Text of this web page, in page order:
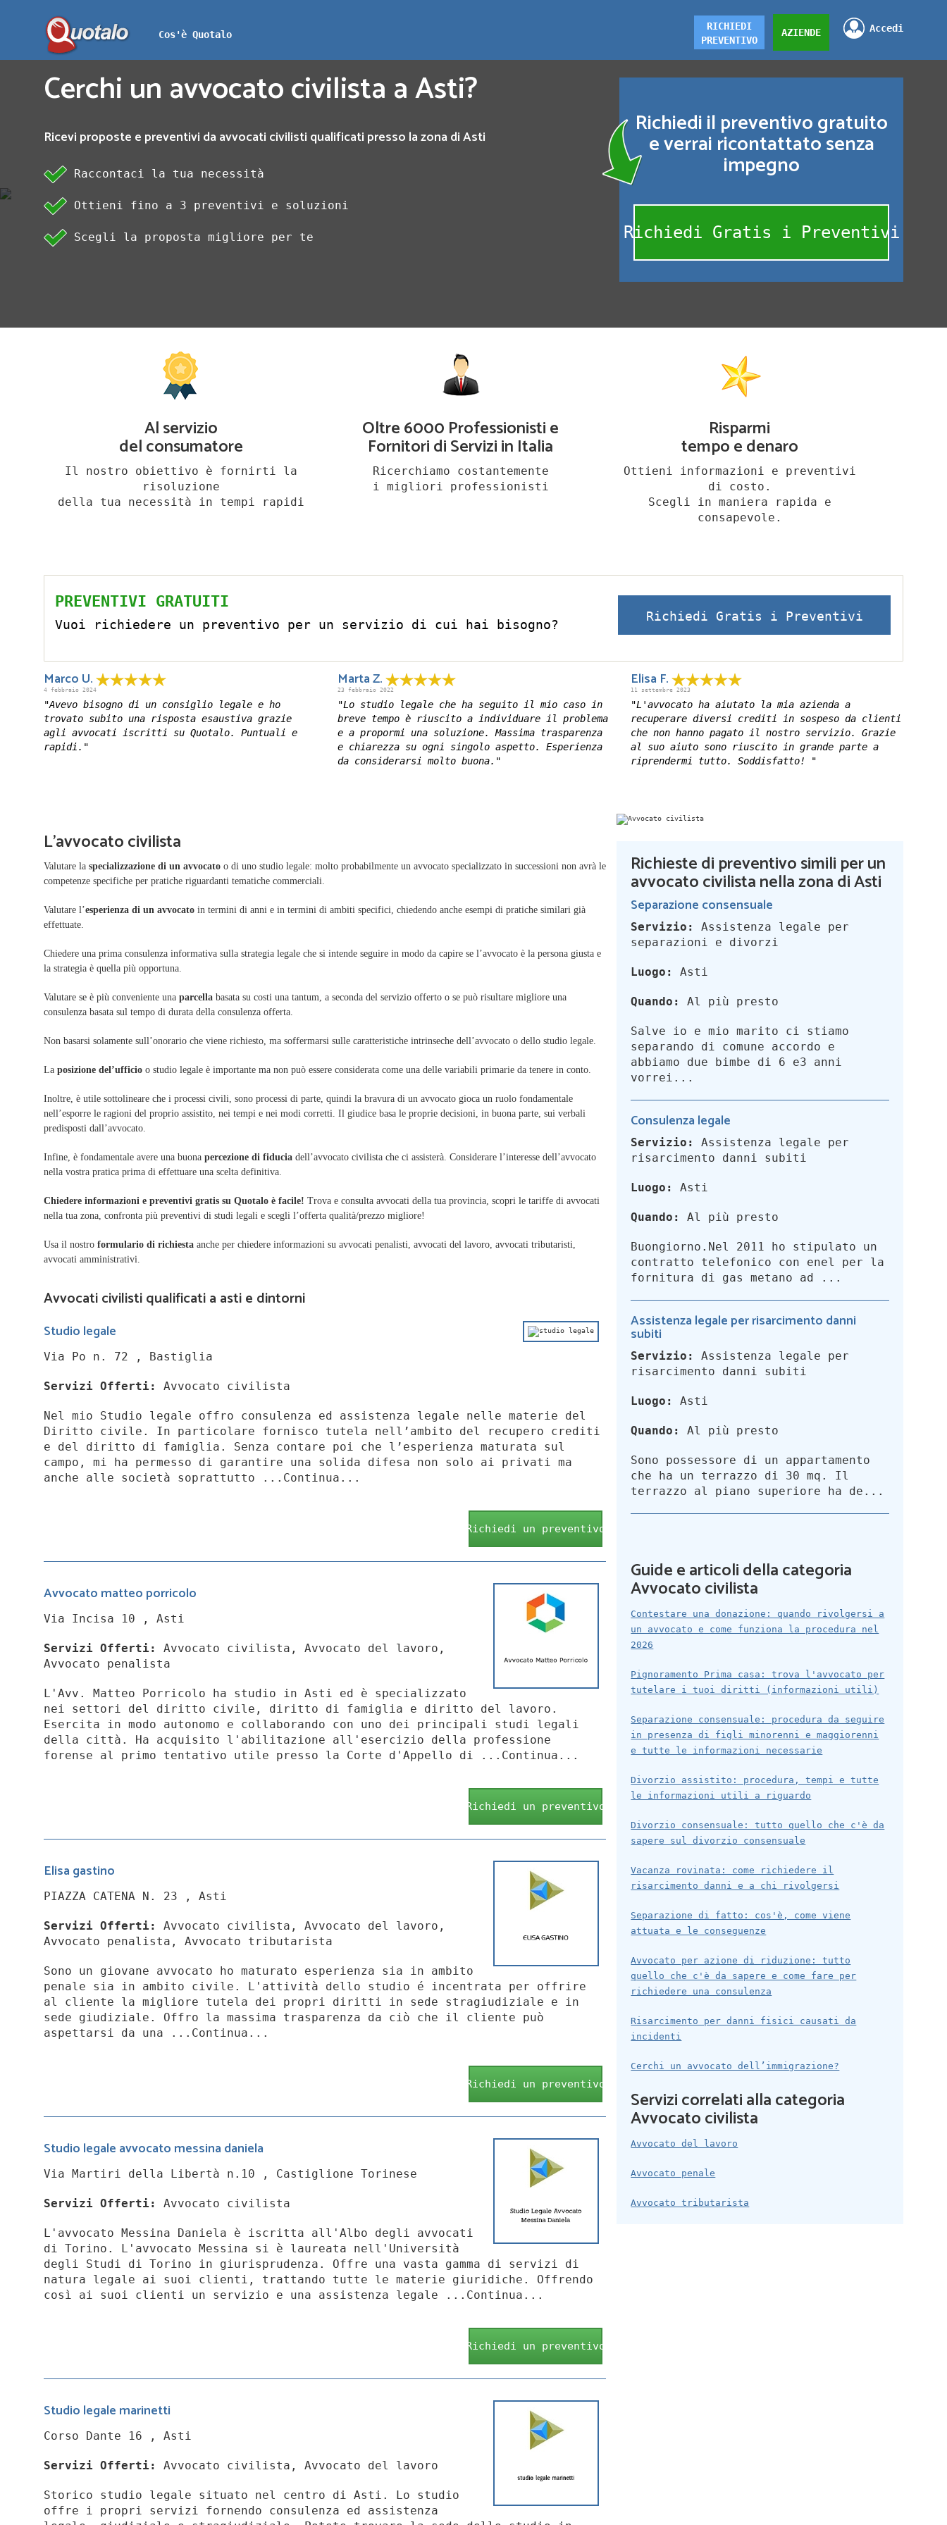
Cos'è Quotalo
Accedi
AZIENDE
RICHIEDI
PREVENTIVO
Cerchi un avvocato civilista a Asti?
Ricevi proposte e preventivi da avvocati civilisti qualificati presso la zona di Asti
Raccontaci la tua necessità
Ottieni fino a 3 preventivi e soluzioni
Scegli la proposta migliore per te
Richiedi il preventivo gratuito
e verrai ricontattato senza
impegno
Richiedi Gratis i Preventivi
Al servizio
del consumatore
Il nostro obiettivo è fornirti la
risoluzione
della tua necessità in tempi rapidi
Oltre 6000 Professionisti e
Fornitori di Servizi in Italia
Ricerchiamo costantemente
i migliori professionisti
Risparmi
tempo e denaro
Ottieni informazioni e preventivi
di costo.
Scegli in maniera rapida e
consapevole.
PREVENTIVI GRATUITI
Vuoi richiedere un preventivo per un servizio di cui hai bisogno?
Richiedi Gratis i Preventivi
Marco U.
4 febbraio 2024
"Avevo bisogno di un consiglio legale e ho
trovato subito una risposta esaustiva grazie
agli avvocati iscritti su Quotalo. Puntuali e
rapidi."
Marta Z.
23 febbraio 2022
"Lo studio legale che ha seguito il mio caso in
breve tempo è riuscito a individuare il problema
e a propormi una soluzione. Massima trasparenza
e chiarezza su ogni singolo aspetto. Esperienza
da considerarsi molto buona."
Elisa F.
11 settembre 2023
"L'avvocato ha aiutato la mia azienda a
recuperare diversi crediti in sospeso da clienti
che non hanno pagato il nostro servizio. Grazie
al suo aiuto sono riuscito in grande parte a
riprendermi tutto. Soddisfatto! "
L'avvocato civilista
Valutare la specializzazione di un avvocato o di uno studio legale: molto probabilmente un avvocato specializzato in successioni non avrà le
competenze specifiche per pratiche riguardanti tematiche commerciali.
Valutare l’esperienza di un avvocato in termini di anni e in termini di ambiti specifici, chiedendo anche esempi di pratiche similari già
effettuate.
Chiedere una prima consulenza informativa sulla strategia legale che si intende seguire in modo da capire se l’avvocato è la persona giusta e
la strategia è quella più opportuna.
Valutare se è più conveniente una parcella basata su costi una tantum, a seconda del servizio offerto o se può risultare migliore una
consulenza basata sul tempo di durata della consulenza offerta.
Non basarsi solamente sull’onorario che viene richiesto, ma soffermarsi sulle caratteristiche intrinseche dell’avvocato o dello studio legale.
La posizione del’ufficio o studio legale è importante ma non può essere considerata come una delle variabili primarie da tenere in conto.
Inoltre, è utile sottolineare che i processi civili, sono processi di parte, quindi la bravura di un avvocato gioca un ruolo fondamentale
nell’esporre le ragioni del proprio assistito, nei tempi e nei modi corretti. Il giudice basa le proprie decisioni, in buona parte, sui verbali
predisposti dall’avvocato.
Infine, è fondamentale avere una buona percezione di fiducia dell’avvocato civilista che ci assisterà. Considerare l’interesse dell’avvocato
nella vostra pratica prima di effettuare una scelta definitiva.
Chiedere informazioni e preventivi gratis su Quotalo è facile! Trova e consulta avvocati della tua provincia, scopri le tariffe di avvocati
nella tua zona, confronta più preventivi di studi legali e scegli l’offerta qualità/prezzo migliore!
Usa il nostro formulario di richiesta anche per chiedere informazioni su avvocati penalisti, avvocati del lavoro, avvocati tributaristi,
avvocati amministrativi.
Avvocati civilisti qualificati a asti e dintorni
Studio legale
Via Po n. 72 , Bastiglia
Servizi Offerti: Avvocato civilista
Nel mio Studio legale offro consulenza ed assistenza legale nelle materie del
Diritto civile. In particolare fornisco tutela nell’ambito del recupero crediti
e del diritto di famiglia. Senza contare poi che l’esperienza maturata sul
campo, mi ha permesso di garantire una solida difesa non solo ai privati ma
anche alle società soprattutto ...Continua...
Richiedi un preventivo
Avvocato matteo porricolo
Via Incisa 10 , Asti
Servizi Offerti:
Avvocato civilista, Avvocato del lavoro,
Avvocato penalista
L'Avv. Matteo Porricolo ha studio in Asti ed è specializzato
nei settori del diritto civile, diritto di famiglia e diritto del lavoro.
Esercita in modo autonomo e collaborando con uno dei principali studi legali
della città. Ha acquisito l'abilitazione all'esercizio della professione
forense al primo tentativo utile presso la Corte d'Appello di ...Continua...
Richiedi un preventivo
Elisa gastino
PIAZZA CATENA N. 23 , Asti
Servizi Offerti:
Avvocato civilista, Avvocato del lavoro,
Avvocato penalista, Avvocato tributarista
Sono un giovane avvocato ho maturato esperienza sia in ambito
penale sia in ambito civile. L'attività dello studio é incentrata per offrire
al cliente la migliore tutela dei propri diritti in sede stragiudiziale e in
sede giudiziale. Offro la massima trasparenza da ciò che il cliente può
aspettarsi da una ...Continua...
Richiedi un preventivo
Studio legale avvocato messina daniela
Via Martiri della Libertà n.10 , Castiglione Torinese
Servizi Offerti: Avvocato civilista
L'avvocato Messina Daniela è iscritta all'Albo degli avvocati
di Torino. L'avvocato Messina si è laureata nell'Università
degli Studi di Torino in giurisprudenza. Offre una vasta gamma di servizi di
natura legale ai suoi clienti, trattando tutte le materie giuridiche. Offrendo
così ai suoi clienti un servizio e una assistenza legale ...Continua...
Richiedi un preventivo
Studio legale marinetti
Corso Dante 16 , Asti
Servizi Offerti: Avvocato civilista, Avvocato del lavoro
Storico studio legale situato nel centro di Asti. Lo studio
offre i propri servizi fornendo consulenza ed assistenza
Richieste di preventivo simili per un
avvocato civilista nella zona di Asti
Separazione consensuale
Servizio:
Assistenza legale per
separazioni e divorzi
Luogo: Asti
Quando: Al più presto
Salve io e mio marito ci stiamo
separando di comune accordo e
abbiamo due bimbe di 6 e3 anni
vorrei...
Consulenza legale
Servizio:
Assistenza legale per
risarcimento danni subiti
Luogo: Asti
Quando: Al più presto
Buongiorno.Nel 2011 ho stipulato un
contratto telefonico con enel per la
fornitura di gas metano ad ...
Assistenza legale per risarcimento danni
subiti
Servizio:
Assistenza legale per
risarcimento danni subiti
Luogo: Asti
Quando: Al più presto
Sono possessore di un appartamento
che ha un terrazzo di 30 mq. Il
terrazzo al piano superiore ha de...
Guide e articoli della categoria
Avvocato civilista
Contestare una donazione: quando rivolgersi a
un avvocato e come funziona la procedura nel
2026
Pignoramento Prima casa: trova l'avvocato per
tutelare i tuoi diritti (informazioni utili)
Separazione consensuale: procedura da seguire
in presenza di figli minorenni e maggiorenni
e tutte le informazioni necessarie
Divorzio assistito: procedura, tempi e tutte
le informazioni utili a riguardo
Divorzio consensuale: tutto quello che c'è da
sapere sul divorzio consensuale
Vacanza rovinata: come richiedere il
risarcimento danni e a chi rivolgersi
Separazione di fatto: cos'è, come viene
attuata e le conseguenze
Avvocato per azione di riduzione: tutto
quello che c'è da sapere e come fare per
richiedere una consulenza
Risarcimento per danni fisici causati da
incidenti
Cerchi un avvocato dell’immigrazione?
Servizi correlati alla categoria
Avvocato civilista
Avvocato del lavoro
Avvocato penale
Avvocato tributarista